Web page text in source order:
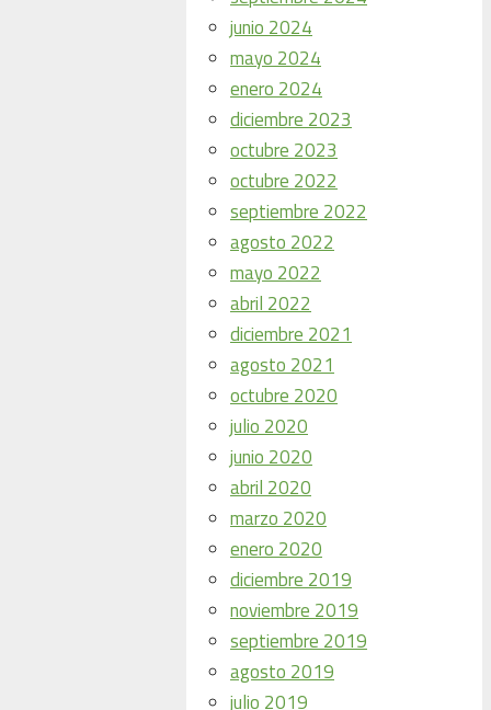
junio 2024
mayo 2024
enero 2024
diciembre 2023
octubre 2023
octubre 2022
septiembre 2022
agosto 2022
mayo 2022
abril 2022
diciembre 2021
agosto 2021
octubre 2020
julio 2020
junio 2020
abril 2020
marzo 2020
enero 2020
diciembre 2019
noviembre 2019
septiembre 2019
agosto 2019
julio 2019